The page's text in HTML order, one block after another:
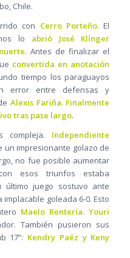
Chile.
con Cerro Porteño. El
lo abrió José Klínger
. Antes de finalizar el
convertida en anotación
tiempo los paraguayos
error entre defensas y
Alexis Fariña. Finalmente
tras pase largo.
compleja. Independiente
un impresionante golazo de
no fue posible aumentar
esos triunfos estaba
último juego sostuvo ante
goleada 6-0. Esto
Maelo Rentería. Youri
También pusieron sus
17”: Kendry Paéz y Keny